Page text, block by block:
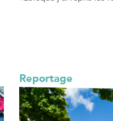
Reportage